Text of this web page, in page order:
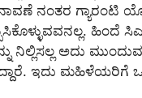
ನಂತರ ಗ್ಯಾರಂಟಿ
ಹಿಂದೆ
ನಿಲ್ಲಿಸಲ್ಲ ಅದು
ಇದು ಮಹಿಳೆಯರಿಗೆ